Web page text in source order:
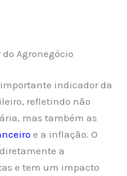
do Agronegócio
indicador da
refletindo não
mas também as
e a inflação. O
a
e tem um impacto